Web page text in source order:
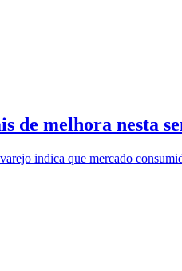
de melhora nesta
indica que mercado